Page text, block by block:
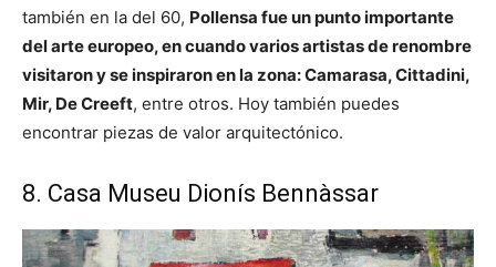
también en la del 60, Pollensa fue un punto importante
del arte europeo, en cuando varios artistas de renombre
visitaron y se inspiraron en la zona: Camarasa, Cittadini,
Mir, De Creeft, entre otros. Hoy también puedes
encontrar piezas de valor arquitectónico.
8. Casa Museu Dionís Bennàssar